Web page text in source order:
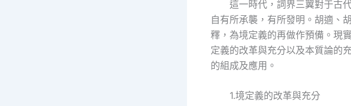
這一時代，詞界三翼對于古
自有所承襲，有所發明。胡適、
釋，為境定義的再做作預備。現
定義的改革與充分以及本質論的
的組成及應用。
1.境定義的改革與充分